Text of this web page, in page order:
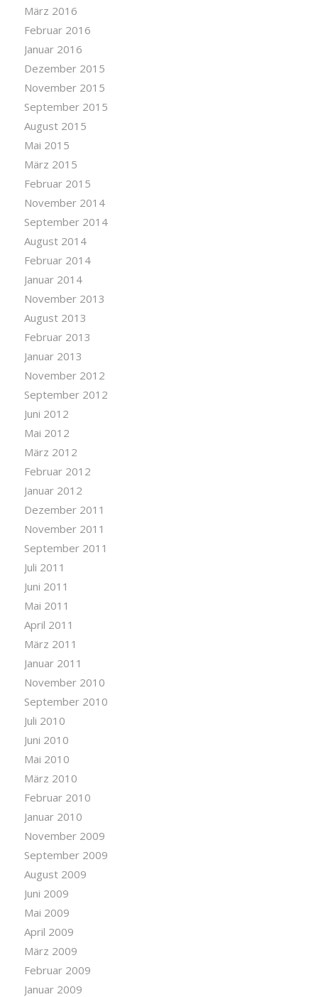
März 2016
Februar 2016
Januar 2016
Dezember 2015
November 2015
September 2015
August 2015
Mai 2015
März 2015
Februar 2015
November 2014
September 2014
August 2014
Februar 2014
Januar 2014
November 2013
August 2013
Februar 2013
Januar 2013
November 2012
September 2012
Juni 2012
Mai 2012
März 2012
Februar 2012
Januar 2012
Dezember 2011
November 2011
September 2011
Juli 2011
Juni 2011
Mai 2011
April 2011
März 2011
Januar 2011
November 2010
September 2010
Juli 2010
Juni 2010
Mai 2010
März 2010
Februar 2010
Januar 2010
November 2009
September 2009
August 2009
Juni 2009
Mai 2009
April 2009
März 2009
Februar 2009
Januar 2009